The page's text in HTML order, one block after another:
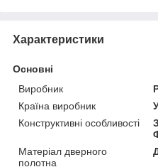
Характеристики
Основні
Виробник
Країна виробник
Конструктивні особливості
Матеріал дверного
полотна